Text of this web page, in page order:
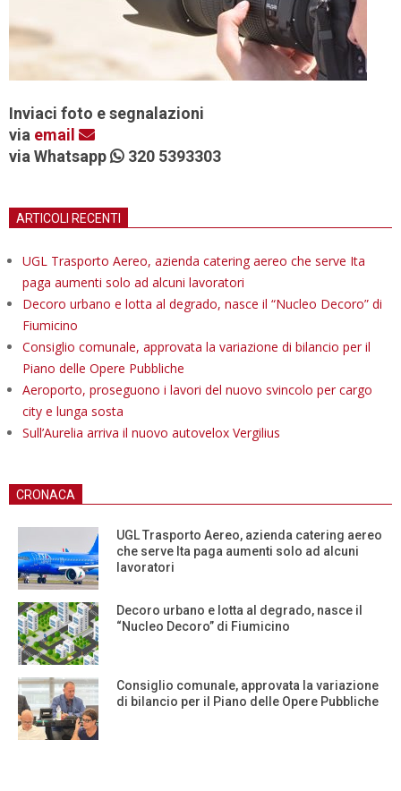
Inviaci foto e segnalazioni
via email
via Whatsapp
320 5393303
ARTICOLI RECENTI
UGL Trasporto Aereo, azienda catering aereo che serve Ita
paga aumenti solo ad alcuni lavoratori
Decoro urbano e lotta al degrado, nasce il “Nucleo Decoro” di
Fiumicino
Consiglio comunale, approvata la variazione di bilancio per il
Piano delle Opere Pubbliche
Aeroporto, proseguono i lavori del nuovo svincolo per cargo
city e lunga sosta
Sull’Aurelia arriva il nuovo autovelox Vergilius
CRONACA
UGL Trasporto Aereo, azienda catering aereo
che serve Ita paga aumenti solo ad alcuni
lavoratori
Decoro urbano e lotta al degrado, nasce il
“Nucleo Decoro” di Fiumicino
Consiglio comunale, approvata la variazione
di bilancio per il Piano delle Opere Pubbliche